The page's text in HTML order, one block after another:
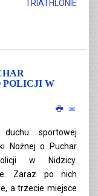
TRIATHLONIE
POLICJI W
sportowej
Nożnej o Puchar
w Nidzicy.
Zaraz po nich
a trzecie miejsce